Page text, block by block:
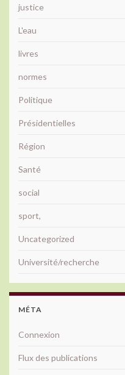
justice
L'eau
livres
normes
Politique
Présidentielles
Région
Santé
social
sport,
Uncategorized
Université/recherche
MÉTA
Connexion
Flux des publications